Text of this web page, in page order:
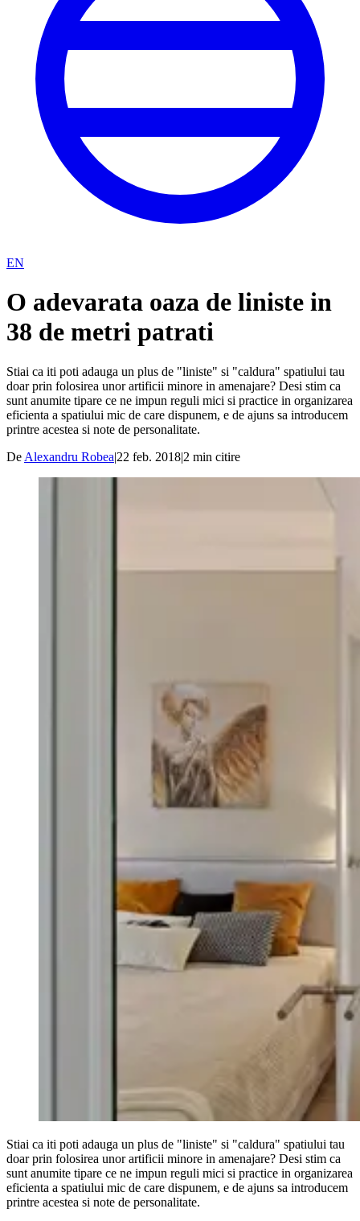
EN
O adevarata oaza de liniste in
38 de metri patrati
Stiai ca iti poti adauga un plus de "liniste" si "caldura" spatiului tau
doar prin folosirea unor artificii minore in amenajare? Desi stim ca
sunt anumite tipare ce ne impun reguli mici si practice in organizarea
eficienta a spatiului mic de care dispunem, e de ajuns sa introducem
printre acestea si note de personalitate.
De Alexandru Robea|22 feb. 2018|2 min citire
Stiai ca iti poti adauga un plus de "liniste" si "caldura" spatiului tau
doar prin folosirea unor artificii minore in amenajare? Desi stim ca
sunt anumite tipare ce ne impun reguli mici si practice in organizarea
eficienta a spatiului mic de care dispunem, e de ajuns sa introducem
printre acestea si note de personalitate.